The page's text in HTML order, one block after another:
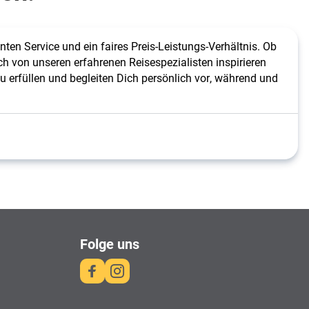
Service und ein faires Preis-Leistungs-Verhältnis. Ob
von unseren erfahrenen Reisespezialisten inspirieren
erfüllen und begleiten Dich persönlich vor, während und
Folge uns